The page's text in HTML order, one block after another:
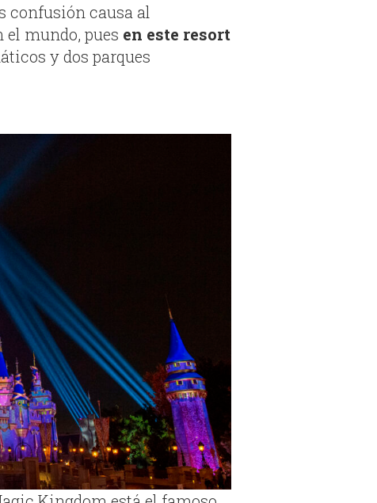
confusión causa al
el mundo, pues en este resort
y dos parques